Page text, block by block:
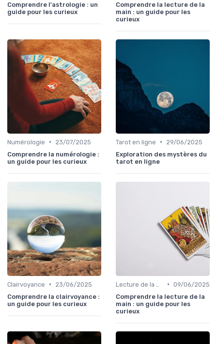
Comprendre l'astrologie : un
guide pour les curieux
Comprendre la lecture de la
main : un guide pour les
curieux
Numérologie •
23/07/2025
Comprendre la numérologie :
un guide pour les curieux
Tarot en ligne •
29/06/2025
Exploration des mystères du
tarot en ligne
Clairvoyance •
23/06/2025
Comprendre la clairvoyance :
un guide pour les curieux
• 09/06/2025
Comprendre la lecture de la
main : un guide pour les
curieux